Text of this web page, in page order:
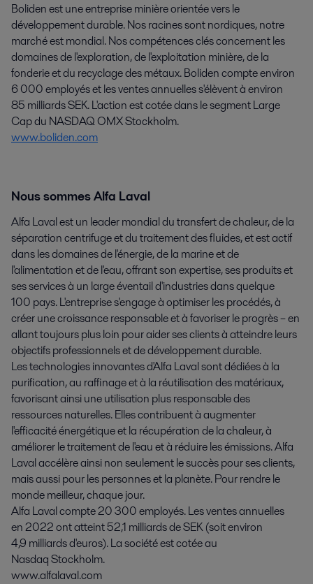
Boliden est une entreprise minière orientée vers le
développement durable. Nos racines sont nordiques, notre
marché est mondial. Nos compétences clés concernent les
domaines de l'exploration, de l'exploitation minière, de la
fonderie et du recyclage des métaux. Boliden compte environ
6 000 employés et les ventes annuelles s'élèvent à environ
85 milliards SEK. L'action est cotée dans le segment Large
Cap du NASDAQ OMX Stockholm.
www.boliden.com
Nous sommes Alfa Laval
Alfa Laval est un leader mondial du transfert de chaleur, de la
séparation centrifuge et du traitement des fluides, et est actif
dans les domaines de l'énergie, de la marine et de
l'alimentation et de l'eau, offrant son expertise, ses produits et
ses services à un large éventail d'industries dans quelque
100 pays. L'entreprise s'engage à optimiser les procédés, à
créer une croissance responsable et à favoriser le progrès – en
allant toujours plus loin pour aider ses clients à atteindre leurs
objectifs professionnels et de développement durable.
Les technologies innovantes d'Alfa Laval sont dédiées à la
purification, au raffinage et à la réutilisation des matériaux,
favorisant ainsi une utilisation plus responsable des
ressources naturelles. Elles contribuent à augmenter
l'efficacité énergétique et la récupération de la chaleur, à
améliorer le traitement de l'eau et à réduire les émissions. Alfa
Laval accélère ainsi non seulement le succès pour ses clients,
mais aussi pour les personnes et la planète. Pour rendre le
monde meilleur, chaque jour.
Alfa Laval compte 20 300 employés. Les ventes annuelles
en 2022 ont atteint 52,1 milliards de SEK (soit environ
4,9 milliards d'euros). La société est cotée au
Nasdaq Stockholm.
www.alfalaval.com